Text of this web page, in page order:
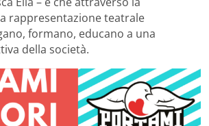
rappresentazione teatrale
formano, educano a una
della società.